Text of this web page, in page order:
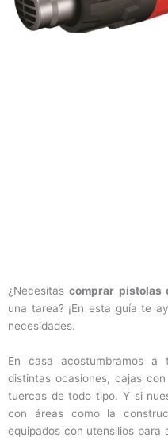
¿Necesitascomprar pistolas
una tarea? ¡En esta guía te
necesidades.
En casa acostumbramos a
distintas ocasiones, cajas
tuercas de todo tipo. Y si
con áreas como la
equipados con utensilios para